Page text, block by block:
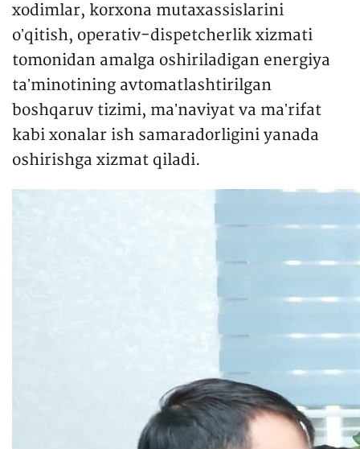
xodimlar, korxona mutaxassislarini
oʼqitish, operativ-dispetcherlik xizmati
tomonidan amalga oshiriladigan energiya
taʼminotining avtomatlashtirilgan
boshqaruv tizimi, maʼnaviyat va maʼrifat
kabi xonalar ish samaradorligini yanada
oshirishga xizmat qiladi.